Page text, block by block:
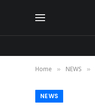
Home » NEWS »
NEWS